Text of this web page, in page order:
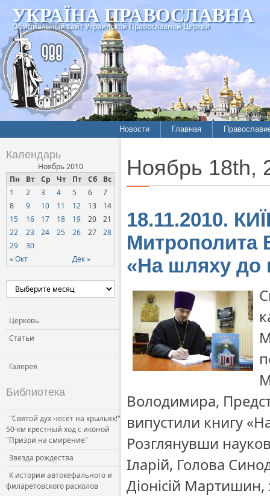
УКРАЇНА ПРАВОСЛАВНА
Официальный сайт Украинской Православной Церкви
Новости
Межконфессиональные
отношения
Официальная хроника
Расколы, ереси, секты
СОЦИАЛЬНОЕ
СЛУЖЕНИЕ
Церковь и общество
Церковь и СМИ
Главная
История
Календарь
Ноябрь 2010
Пн
Вт Ср Чт Пт Сб Вс
« Окт Дек »
1 2 3 4 5 6
7
8
9 10 11 12 13
14
15
16 17 18 19 20
21
22
23 24 25 26 27
28
29
30
Церковь
Статьи
Галерея
Библиотека
"Святой дух несёт на крыльях!"
50-км крестный ход с иконой
"Призри на смирение"
Звезда рождества
К истории автокефального и
филаретовского расколов
Ноябрь 18th,
18.11.2010.
Митрополита
«На шляху до
Володимира,
випустили книгу
Розглянувши
Іларій, Голова
Діонісій Мартишин,